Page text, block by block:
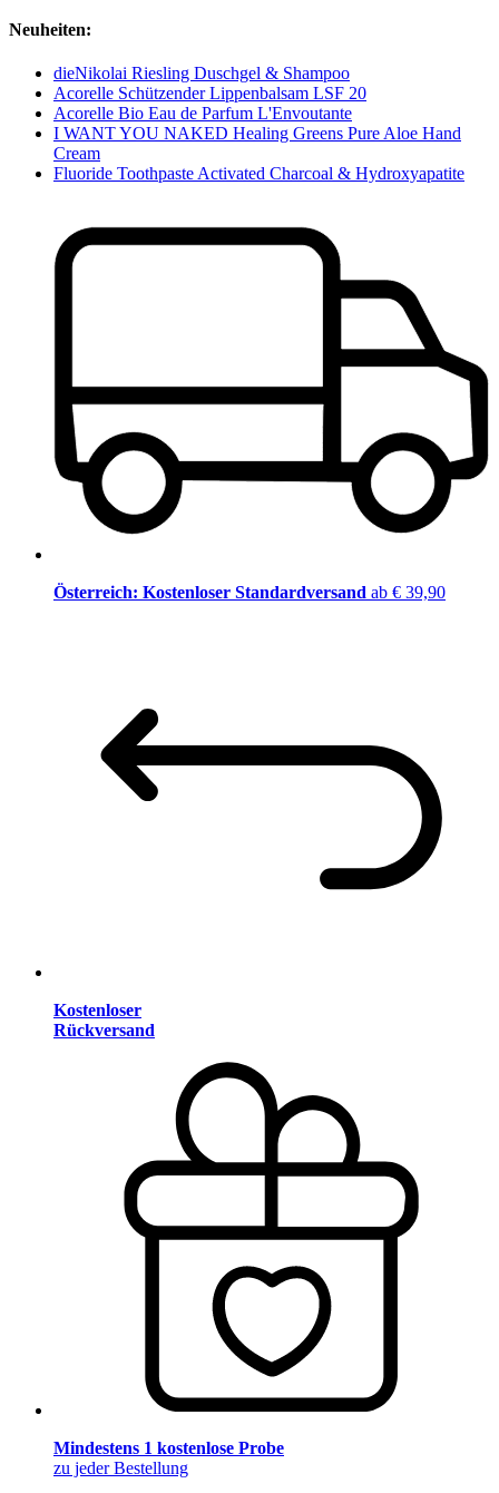
Neuheiten:
dieNikolai Riesling Duschgel & Shampoo
Acorelle Schützender Lippenbalsam LSF 20
Acorelle Bio Eau de Parfum L'Envoutante
I WANT YOU NAKED Healing Greens Pure Aloe Hand
Cream
Fluoride Toothpaste Activated Charcoal & Hydroxyapatite
Österreich: Kostenloser Standardversand ab € 39,90
Kostenloser
Rückversand
Mindestens 1 kostenlose Probe
zu jeder Bestellung